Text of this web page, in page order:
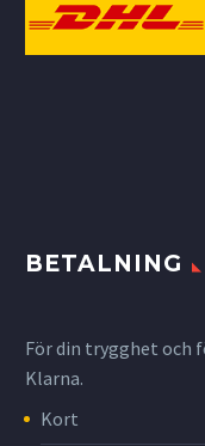
BETALNING
För din trygghet och
Klarna.
Kort